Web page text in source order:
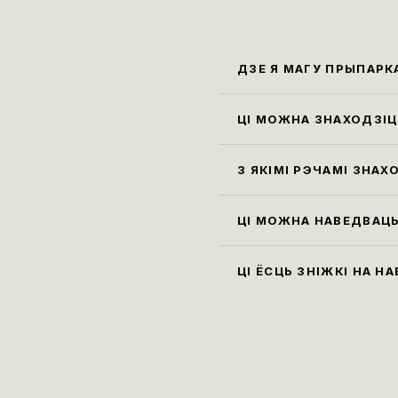
ДЗЕ Я МАГУ
ЦІ МОЖНА
З ЯКІМІ РЭЧАМІ
см, а
ЦІ МОЖНА
ЦІ ЁСЦЬ ЗНІЖКІ НА